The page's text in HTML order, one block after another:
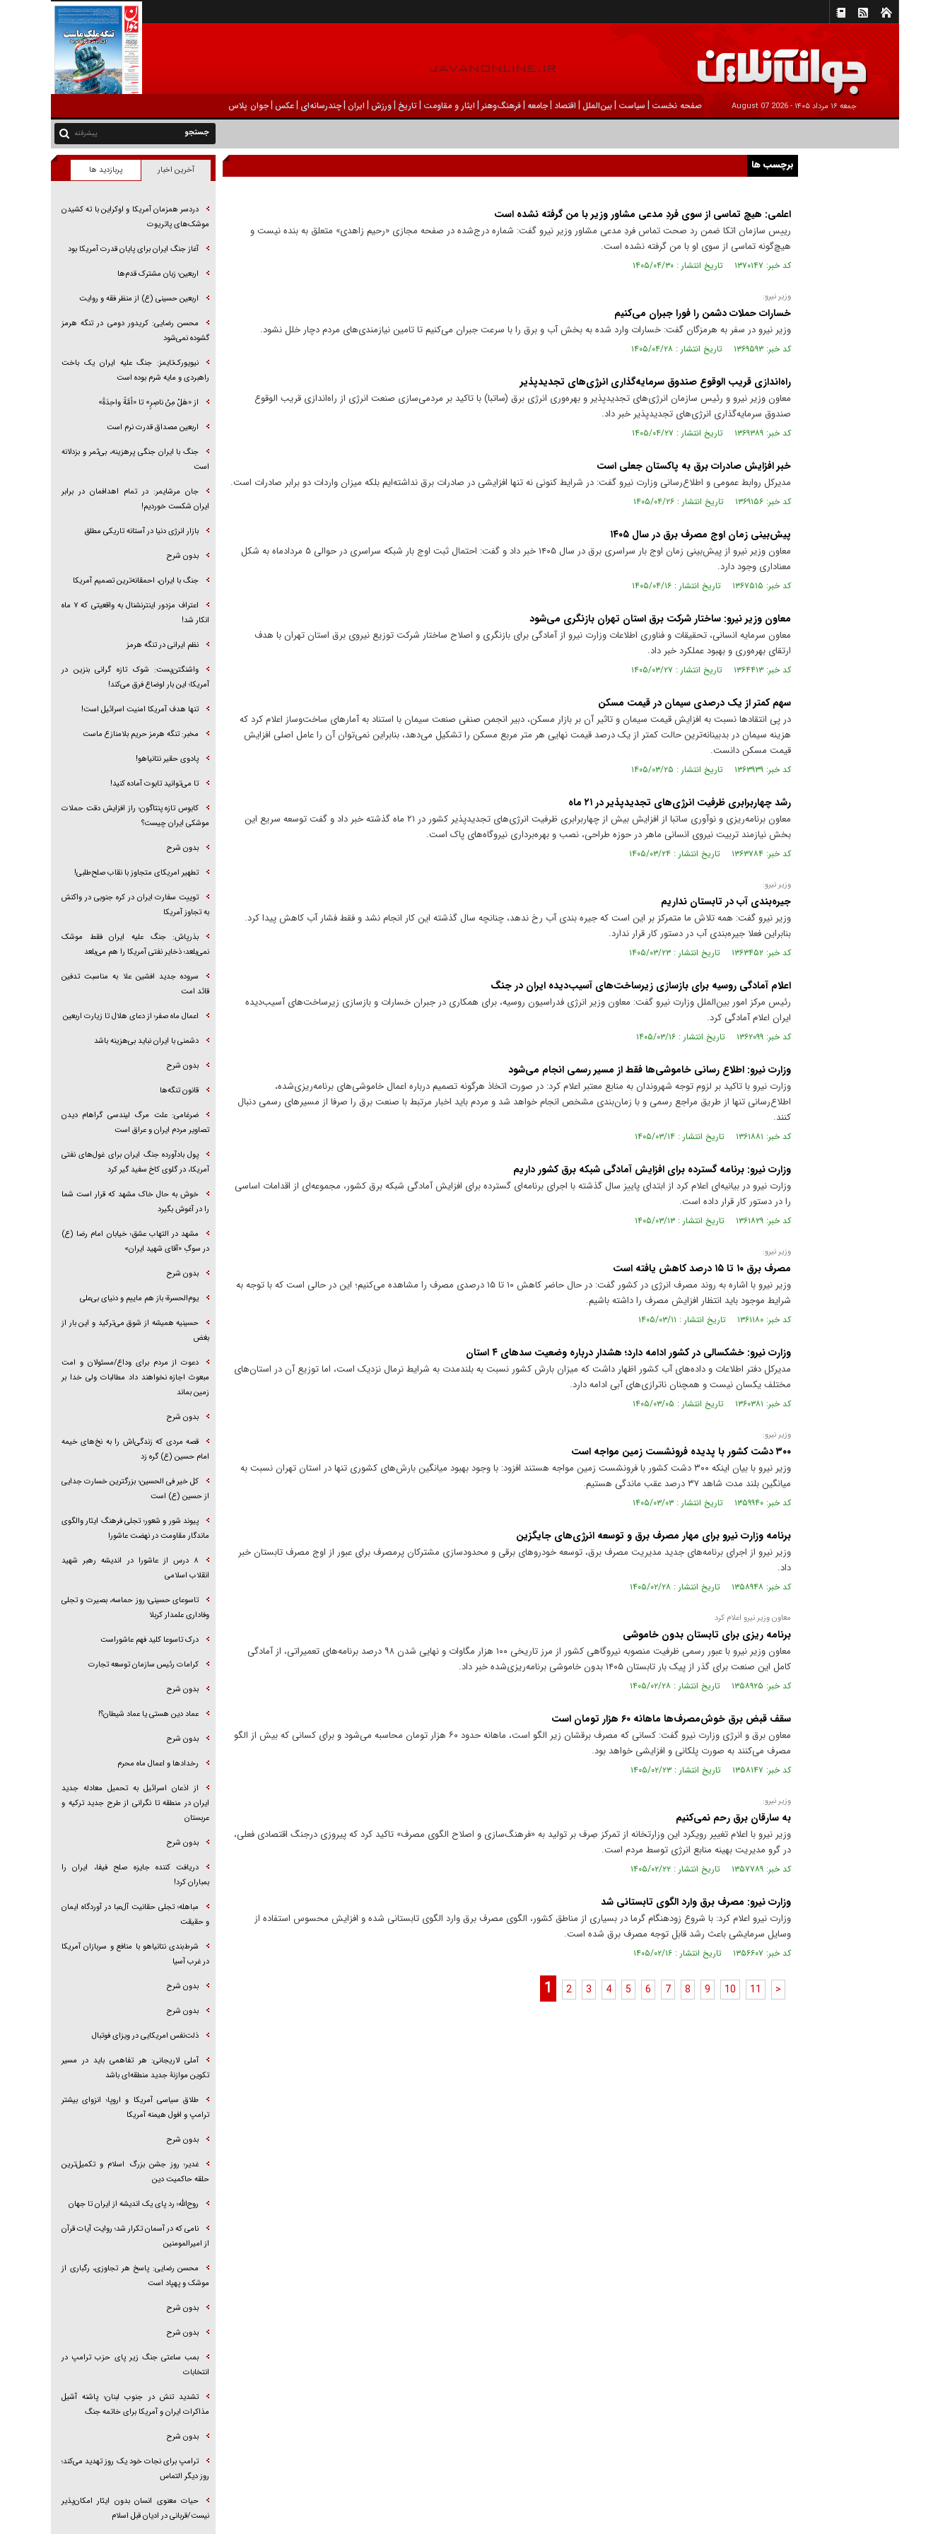
جمعه ۱۶ مرداد ۱۴۰۵ - 2026 August 07 صفحه نخست | سیاست |بين‌الملل | اقتصاد |جامعه |فرهنگ‌و‌هنر | ایثار و مقاومت |تاریخ |ورزش | ايران |چندرسانه‌ای |عکس |جوان پلاس
پیشرفته
برچسب ها
اعلمی: هیچ تماسی از سوی فردِ مدعی مشاور وزیر با من گرفته نشده است
رییس سازمان اتکا ضمن رد صحت تماس فردِ مدعی مشاور وزیر نیرو گفت: شماره درج‌شده در صفحه مجازی «رحیم زاهدی» متعلق به بنده نیست و
هیچ‌گونه تماسی از سوی او با من گرفته نشده است.
کد خبر: ۱۳۷۰۱۴۷ تاریخ انتشار : ۱۴۰۵/۰۴/۳۰
وزیر نیرو:
خسارات حملات دشمن را فورا جبران می‌کنیم
وزیر نیرو در سفر به هرمزگان گفت: خسارات وارد شده به بخش آب و برق را با سرعت جبران می‌کنیم تا تامین نیازمندی‌های مردم دچار خلل نشود.
کد خبر: ۱۳۶۹۵۹۳ تاریخ انتشار : ۱۴۰۵/۰۴/۲۸
راه‌اندازی قریب الوقوع صندوق سرمایه‌گذاری انرژی‌های تجدیدپذیر
معاون وزیر نیرو و رئیس سازمان انرژی‌های تجدیدپذیر و بهره‌وری انرژی برق (ساتبا) با تاکید بر مردمی‌سازی صنعت انرژی از راه‌اندازی قریب الوقوع
صندوق سرمایه‌گذاری انرژی‌های تجدیدپذیر خبر داد.
کد خبر: ۱۳۶۹۳۸۹ تاریخ انتشار : ۱۴۰۵/۰۴/۲۷
خبر افزایش صادرات برق به پاکستان جعلی است
مدیرکل روابط عمومی و اطلاع‌رسانی وزارت نیرو گفت: در شرایط کنونی نه تنها افزایشی در صادرات برق نداشته‌ایم بلکه میزان واردات دو برابر صادرات است.
کد خبر: ۱۳۶۹۱۵۶ تاریخ انتشار : ۱۴۰۵/۰۴/۲۶
پیش‌بینی زمان اوج مصرف برق در سال ۱۴۰۵
معاون وزیر نیرو از پیش‌بینی زمان اوج بار سراسری برق در سال ۱۴۰۵ خبر داد و گفت: احتمال ثبت اوج بار شبکه سراسری در حوالی ۵ مردادماه به شکل
معناداری وجود دارد.
کد خبر: ۱۳۶۷۵۱۵ تاریخ انتشار : ۱۴۰۵/۰۴/۱۶
معاون وزیر نیرو: ساختار شرکت برق استان تهران بازنگری می‌شود
معاون سرمایه انسانی، تحقیقات و فناوری اطلاعات وزارت نیرو از آمادگی برای بازنگری و اصلاح ساختار شرکت توزیع نیروی برق استان تهران با هدف
ارتقای بهره‌وری و بهبود عملکرد خبر داد.
کد خبر: ۱۳۶۴۴۱۳ تاریخ انتشار : ۱۴۰۵/۰۳/۲۷
سهم کمتر از یک درصدی سیمان در قیمت مسکن
در پی انتقاد‌ها نسبت به افزایش قیمت سیمان و تاثیر آن بر بازار مسکن، دبیر انجمن صنفی صنعت سیمان با استناد به آمار‌های ساخت‌وساز اعلام کرد که
هزینه سیمان در بدبینانه‌ترین حالت کمتر از یک درصد قیمت نهایی هر متر مربع مسکن را تشکیل می‌دهد، بنابراین نمی‌توان آن را عامل اصلی افزایش
قیمت مسکن دانست.
کد خبر: ۱۳۶۳۹۳۹ تاریخ انتشار : ۱۴۰۵/۰۳/۲۵
رشد چهاربرابری ظرفیت انرژی‌های تجدیدپذیر در ۲۱ ماه
معاون برنامه‌ریزی و نوآوری ساتبا از افزایش بیش از چهاربرابری ظرفیت انرژی‌های تجدیدپذیر کشور در ۲۱ ماه گذشته خبر داد و گفت توسعه سریع این
بخش نیازمند تربیت نیروی انسانی ماهر در حوزه طراحی، نصب و بهره‌برداری نیروگاه‌های پاک است.
کد خبر: ۱۳۶۳۷۸۴ تاریخ انتشار : ۱۴۰۵/۰۳/۲۴
وزیر نیرو:
جیره‌بندی آب در تابستان نداریم
وزیر نیرو گفت: همه تلاش ما متمرکز بر این است که جیره بندی آب رخ ندهد، چنانچه سال گذشته این کار انجام نشد و فقط فشار آب کاهش پیدا کرد.
بنابراین فعلا جیره‌بندی آب در دستور کار قرار ندارد.
کد خبر: ۱۳۶۳۴۵۲ تاریخ انتشار : ۱۴۰۵/۰۳/۲۳
اعلام آمادگی روسیه برای بازسازی زیرساخت‌های آسیب‌دیده ایران در جنگ
رئیس مرکز امور بین‌الملل وزارت نیرو گفت: معاون وزیر انرژی فدراسیون روسیه، برای همکاری در جبران خسارات و بازسازی زیرساخت‌های آسیب‌دیده
ایران اعلام آمادگی کرد.
کد خبر: ۱۳۶۲۰۹۹ تاریخ انتشار : ۱۴۰۵/۰۳/۱۶
وزارت نیرو: اطلاع رسانی خاموشی‌ها فقط از مسیر رسمی انجام می‌شود
وزارت نیرو با تاکید بر لزوم توجه شهروندان به منابع معتبر اعلام کرد: در صورت اتخاذ هرگونه تصمیم درباره اعمال خاموشی‌های برنامه‌ریزی‌شده،
اطلاع‌رسانی تنها از طریق مراجع رسمی و با زمان‌بندی مشخص انجام خواهد شد و مردم باید اخبار مرتبط با صنعت برق را صرفا از مسیر‌های رسمی دنبال
کنند.
کد خبر: ۱۳۶۱۸۸۱ تاریخ انتشار : ۱۴۰۵/۰۳/۱۴
وزارت نیرو: برنامه گسترده برای افزایش آمادگی شبکه برق کشور داریم
وزارت نیرو در بیانیه‌ای اعلام کرد از ابتدای پاییز سال گذشته با اجرای برنامه‌ای گسترده برای افزایش آمادگی شبکه برق کشور، مجموعه‌ای از اقدامات اساسی
را در دستور کار قرار داده است.
کد خبر: ۱۳۶۱۸۲۹ تاریخ انتشار : ۱۴۰۵/۰۳/۱۳
وزیر نیرو:
مصرف برق ۱۰ تا ۱۵ درصد کاهش یافته است
وزیر نیرو با اشاره به روند مصرف انرژی در کشور گفت: در حال حاضر کاهش ۱۰ تا ۱۵ درصدی مصرف را مشاهده می‌کنیم؛ این در حالی است که با توجه به
شرایط موجود باید انتظار افزایش مصرف را داشته باشیم.
کد خبر: ۱۳۶۱۱۸۰ تاریخ انتشار : ۱۴۰۵/۰۳/۱۱
وزارت نیرو: خشکسالی در کشور ادامه دارد؛ هشدار درباره وضعیت سدهای ۴ استان
مدیرکل دفتر اطلاعات و داده‌های آب کشور اظهار داشت که میزان بارش کشور نسبت به بلندمدت به شرایط نرمال نزدیک است، اما توزیع آن در استان‌های
مختلف یکسان نیست و همچنان ناترازی‌های آبی ادامه دارد.
کد خبر: ۱۳۶۰۳۸۱ تاریخ انتشار : ۱۴۰۵/۰۳/۰۵
وزیر نیرو:
۳۰۰ دشت کشور با پدیده فرونشست زمین مواجه است
وزیر نیرو با بیان اینکه ۳۰۰ دشت کشور با فرونشست زمین مواجه هستند افزود:‌ با وجود بهبود میانگین بارش‌های کشوری تنها در استان تهران نسبت به
میانگین بلند مدت شاهد ۳۷ درصد عقب ماندگی هستیم.
کد خبر: ۱۳۵۹۹۴۰ تاریخ انتشار : ۱۴۰۵/۰۳/۰۳
برنامه وزارت نیرو برای مهار مصرف برق و توسعه انرژی‌های جایگزین
وزیر نیرو از اجرای برنامه‌های جدید مدیریت مصرف برق، توسعه خودروهای برقی و محدودسازی مشترکان پرمصرف برای عبور از اوج مصرف تابستان خبر
داد.
کد خبر: ۱۳۵۸۹۴۸ تاریخ انتشار : ۱۴۰۵/۰۲/۲۸
معاون وزیر نیرو اعلام کرد
برنامه ریزی برای تابستان بدون خاموشی
معاون وزیر نیرو با عبور رسمی ظرفیت منصوبه نیروگاهی کشور از مرز تاریخی ۱۰۰ هزار مگاوات و نهایی‌ شدن ۹۸ درصد برنامه‌های تعمیراتی، از آمادگی
کامل این صنعت برای گذر از پیک بار تابستان ۱۴۰۵ بدون خاموشی برنامه‌ریزی‌شده خبر داد.
کد خبر: ۱۳۵۸۹۲۵ تاریخ انتشار : ۱۴۰۵/۰۲/۲۸
سقف قبض برق خوش‌مصرف‌ها ماهانه ۶۰ هزار تومان است
معاون برق و انرژی وزارت نیرو گفت: کسانی که مصرف برقشان زیر الگو است، ماهانه حدود ۶۰ هزار تومان محاسبه می‌شود و برای کسانی که بیش از الگو
مصرف می‌کنند به صورت پلکانی و افزایشی خواهد بود.
کد خبر: ۱۳۵۸۱۴۷ تاریخ انتشار : ۱۴۰۵/۰۲/۲۳
وزیر نیرو:
به سارقان برق رحم نمی‌کنیم
وزیر نیرو با اعلام تغییر رویکرد این وزارتخانه از تمرکز صِرف بر تولید به «فرهنگ‌سازی و اصلاح الگوی مصرف» تاکید کرد که پیروزی درجنگ اقتصادی فعلی،
در گرو مدیریت بهینه منابع انرژی توسط مردم است.
کد خبر: ۱۳۵۷۷۸۹ تاریخ انتشار : ۱۴۰۵/۰۲/۲۲
وزارت نیرو: مصرف برق وارد الگوی تابستانی شد
وزارت نیرو اعلام کرد: با شروع زودهنگام گرما در بسیاری از مناطق کشور، الگوی مصرف برق وارد الگوی تابستانی شده و افزایش محسوس استفاده از
وسایل سرمایشی باعث رشد قابل توجه مصرف برق شده است.
کد خبر: ۱۳۵۶۶۰۷ تاریخ انتشار : ۱۴۰۵/۰۲/۱۶
1 2 3 4 5 6 7 8 9 10 11 >
آخرین اخبار پربازدید ها
دردسر همزمان آمریکا و اوکراین با ته کشیدن
موشک‌های پاتریوت
آغاز جنگ ایران برای پایان قدرت آمریکا بود
اربعین؛ زبان مشترک قدم‌ها
اربعین حسینی (ع) از منظر فقه و روایت
محسن رضایی: کریدور دومی در تنگه هرمز
گشوده نمی‌شود
نیویورک‌تایمز: جنگ علیه ایران یک باخت
راهبردی و مایه شرم بوده است
از «هَلْ مِنْ ناصِرٍ» تا «اُمَّةً واحِدَةً»
اربعین مصداق قدرت نرم است
جنگ با ایران جنگی پرهزینه، بی‌ثمر و بزدلانه
است
جان مرشایمر: در تمام اهدافمان در برابر
ایران شکست خوردیم!
بازار انرژی دنیا در آستانه تاریکی مطلق
بدون شرح
جنگ با ایران، احمقانه‌ترین تصمیم آمریکا
اعتراف مزدور اینترنشنال به واقعیتی که ۷ ماه
انکار شد!
نظم ایرانی در تنگه هرمز
واشنگتن‌پست: شوک تازه گرانی بنزین در
آمریکا؛ این بار اوضاع فرق می‌کند!
تنها هدف آمریکا امنیت اسرائیل است!
مخبر: تنگه هرمز حریم بلامنازع ماست
پادوی حقیر نتانیاهو!
تا می‌توانید تابوت آماده کنید!
کابوس تازه پنتاگون؛ راز افزایش دقت حملات
موشکی ایران چیست؟
بدون شرح
تطهیر امریکای متجاوز با نقاب صلح‌طلبی!
توییت سفارت ایران در کره جنوبی در واکنش
به تجاوز آمریکا
بذرپاش: ‏جنگ علیه ایران فقط موشک
نمی‌بلعد؛ ذخایر نفتی آمریکا را هم می‌بلعد
سروده جدید افشین علا به مناسبت تدفین
قائد امت
اعمال ماه صفر؛ از دعای هلال تا زیارت اربعین
دشمنی با ایران نباید بی‌هزینه باشد
بدون شرح
قانون تنگه‌ها
ضرغامی: علت مرگ لیندسی گراهام دیدن
تصاویر مردم ایران و عراق است
پول بادآورده جنگ ایران برای غول‌های نفتی
آمریکا، در گلوی کاخ سفید گیر کرد
خوش به حال خاک مشهد که قرار است شما
را در آغوش بگیرد
مشهد در التهاب عشق؛ خیابان امام رضا (ع)
در سوگِ «آقای شهید ایران»
بدون شرح
یوم‌الحسرة؛ باز هم ماییم و دنیای بی‌علی
حسینیه همیشه از شوق می‌ترکید و این بار از
بغض
دعوت از مردم برای وداع/مسئولان و امت
مبعوث اجازه نخواهند داد مطالبات ولی خدا بر
زمین بماند
بدون شرح
قصه مردی که زندگی‌اش را به نخ‌های خیمه
امام حسین (ع) گره زد
کل خیر فی الحسین؛ بزرگترین خسارت جدایی
از حسین (ع) است
پیوند شور و شعور؛ تجلی فرهنگ ایثار والگوی
ماندگار مقاومت در نهضت عاشورا
۸ درس از عاشورا در اندیشه رهبر شهید
انقلاب اسلامی
تاسوعای حسینی؛ روز حماسه، بصیرت و تجلی
وفاداری علمدار کربلا
درک تاسوعا کلید فهم عاشوراست
کرامات رئیس سازمان توسعه تجارت
بدون شرح
عماد دین هستی یا عماد شیطان؟!
بدون شرح
رخداد‌ها و اعمال ماه محرم
از اذعان اسرائیل به تحمیل معادله جدید
ایران در منطقه تا نگرانی از طرح جدید ترکیه و
عربستان
بدون شرح
دریافت کننده جایزه صلح فیفا، ایران را
بمباران کرد!
مباهله؛ تجلی حقانیت آل‌عبا در آوردگاه ایمان
و حقیقت
شرط‌بندی نتانیاهو با منافع و سربازان آمریکا
در غرب آسیا
بدون شرح
بدون شرح
ذلت‌نفس امریکایی در ویزای فوتبال
آملی لاریجانی: هر تفاهمی باید در مسیر
تکوین موازنۀ جدید منطقه‌ای باشد
طلاق سیاسی آمریکا و اروپا؛ انزوای بیشتر
ترامپ و افول هیمنه آمریکا
بدون شرح
غدیر؛ روز جشن بزرگ اسلام و تکمیل‌ترین
حلقه حاکمیت دین
روح‌الله؛ رد پای یک اندیشه از ایران تا جهان
نامی که در آسمان تکرار شد؛ روایت آیات قرآن
از امیرالمومنین
محسن رضایی: پاسخ هر تجاوزی، رگباری از
موشک و پهپاد است
بدون شرح
بدون شرح
بمب ساعتی جنگ زیر پای حزب ترام‍پ در
انتخابات
تشدید تنش در جنوب لبنان؛ پاشنه آشیل
مذاکرات ایران و آمریکا برای خاتمه جنگ
بدون شرح
ترامپ برای نجات خود یک روز تهدید می‌کند؛
روز دیگر التماس
حیات معنوی انسان بدون ایثار امکان‌پذیر
نیست/قربانی در ادیان قبل اسلام